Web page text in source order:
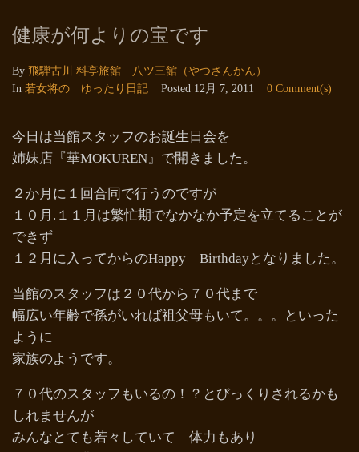
健康が何よりの宝です
By 飛騨古川 料亭旅館 八ツ三館（やつさんかん）
In 若女将の ゆったり日記 Posted 12月 7, 2011 0 Comment(s)
今日は当館スタッフのお誕生日会を
姉妹店『華MOKUREN』で開きました。
２か月に１回合同で行うのですが
１０月.１１月は繁忙期でなかなか予定を立てることが
できず
１２月に入ってからのHappy Birthdayとなりました。
当館のスタッフは２０代から７０代まで
幅広い年齢で孫がいれば祖父母もいて。。。といった
ように
家族のようです。
７０代のスタッフもいるの！？とびっくりされるかも
しれませんが
みんなとても若々していて 体力もあり